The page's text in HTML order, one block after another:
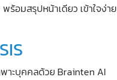
ร้อมสรุปหน้าเดียว เข้าใจง่าย
พาะบุคคลด้วย Brainten AI